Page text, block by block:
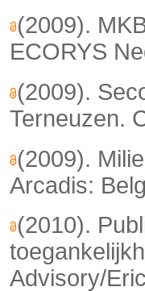
(2009).
ECORYS
(2009).
Terneuzen.
(2009).
Arcadis:
(2010).
Advisory/